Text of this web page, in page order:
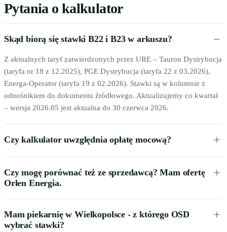
Pytania o kalkulator
Skąd biorą się stawki B22 i B23 w arkuszu?
Z aktualnych taryf zatwierdzonych przez URE – Tauron Dystrybucja
(taryfa nr 18 z 12.2025), PGE Dystrybucja (taryfa 22 z 03.2026),
Energa-Operator (taryfa 19 z 02.2026). Stawki są w kolumnie z
odnośnikiem do dokumentu źródłowego. Aktualizujemy co kwartał
– wersja 2026.05 jest aktualna do 30 czerwca 2026.
Czy kalkulator uwzględnia opłatę mocową?
Czy mogę porównać też ze sprzedawcą? Mam ofertę
Orlen Energia.
Mam piekarnię w Wielkopolsce - z którego OSD
wybrać stawki?